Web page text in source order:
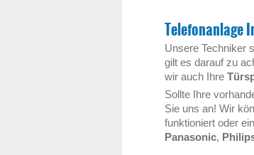
Telefonanlage
Unsere Techniker
gilt es darauf zu
wir auch Ihre
Sollte Ihre
Sie uns an! Wir
funktioniert oder
Panasonic,